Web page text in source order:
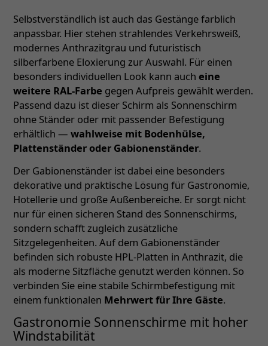
Selbstverständlich ist auch das Gestänge farblich
anpassbar. Hier stehen strahlendes Verkehrsweiß,
modernes Anthrazitgrau und futuristisch
silberfarbene Eloxierung zur Auswahl. Für einen
besonders individuellen Look kann auch eine
weitere RAL-Farbe gegen Aufpreis gewählt werden.
Passend dazu ist dieser Schirm als Sonnenschirm
ohne Ständer oder mit passender Befestigung
erhältlich — wahlweise mit Bodenhülse,
Plattenständer oder Gabionenständer.
Der Gabionenständer ist dabei eine besonders
dekorative und praktische Lösung für Gastronomie,
Hotellerie und große Außenbereiche. Er sorgt nicht
nur für einen sicheren Stand des Sonnenschirms,
sondern schafft zugleich zusätzliche
Sitzgelegenheiten. Auf dem Gabionenständer
befinden sich robuste HPL-Platten in Anthrazit, die
als moderne Sitzfläche genutzt werden können. So
verbinden Sie eine stabile Schirmbefestigung mit
einem funktionalen Mehrwert für Ihre Gäste.
Gastronomie Sonnenschirme mit hoher
Windstabilität